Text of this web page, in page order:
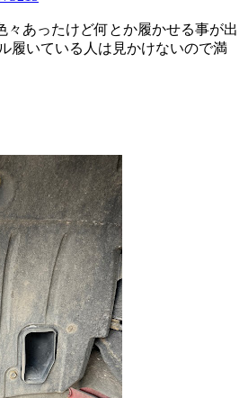
々あったけど何とか履かせる事が出
履いている人は見かけないので満